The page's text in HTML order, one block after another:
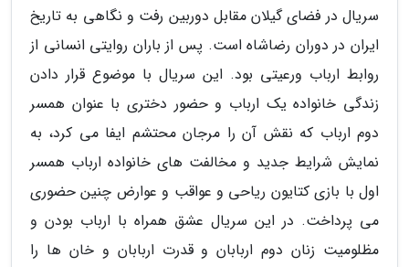
سریال در فضای گیلان مقابل دوربین رفت و نگاهی به تاریخ
ایران در دوران رضاشاه است. پس از باران روایتی انسانی از
روابط ارباب ورعیتی بود. این سریال با موضوع قرار دادن
زندگی خانواده یک ارباب و حضور دختری با عنوان همسر
دوم ارباب که نقش آن را مرجان محتشم ایفا می کرد، به
نمایش شرایط جدید و مخالفت های خانواده ارباب همسر
اول با بازی کتایون ریاحی و عواقب و عوارض چنین حضوری
می پرداخت. در این سریال عشق همراه با ارباب بودن و
مظلومیت زنان دوم اربابان و قدرت اربابان و خان ها را